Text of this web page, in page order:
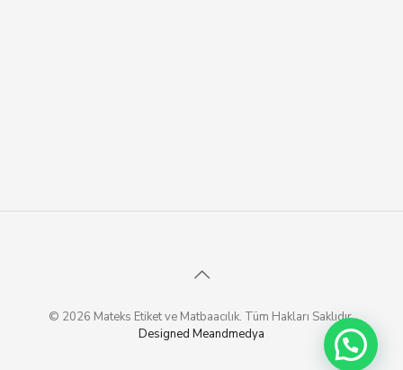
© 2026 Mateks Etiket ve Matbaacılık. Tüm Hakları Saklıdır.
Designed Meandmedya